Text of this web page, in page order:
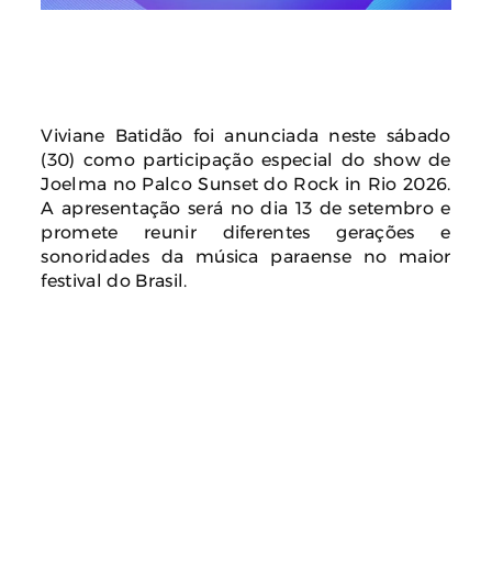
Viviane Batidão foi anunciada neste sábado
(30) como participação especial do show de
Joelma no Palco Sunset do Rock in Rio 2026.
A apresentação será no dia 13 de setembro e
promete reunir diferentes gerações e
sonoridades da música paraense no maior
festival do Brasil.